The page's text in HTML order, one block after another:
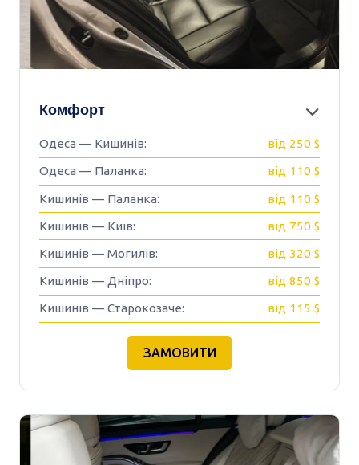
Комфорт
Одеса — Кишинів: від 250 $
Одеса — Паланка: від 110 $
Кишинів — Паланка: від 110 $
Кишинів — Київ: від 750 $
Кишинів — Могилів: від 320 $
Кишинів — Дніпро: від 850 $
Кишинів — Старокозаче: від 115 $
ЗАМОВИТИ